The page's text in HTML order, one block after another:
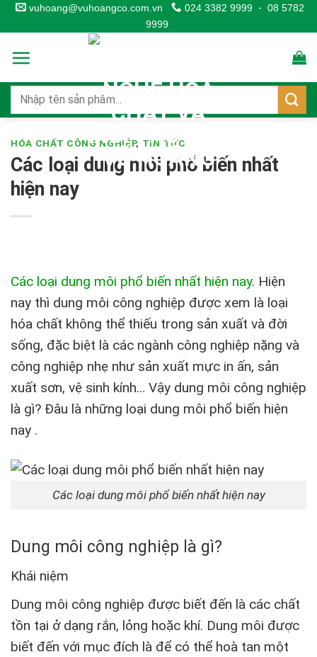
Skip
to
content
vuhoang@vuhoangco.com.vn 024 3382 9999 - 08 5782
9999
HÓA CHẤT CÔNG NGHIỆP, TIN TỨC
Các loại dung môi phổ biến nhất
hiện nay
Các loại dung môi phổ biến nhất hiện nay. Hiện
nay thì dung môi công nghiệp được xem là loại
hóa chất không thể thiếu trong sản xuất và đời
sống, đặc biệt là các ngành công nghiệp nặng và
công nghiệp nhẹ như sản xuất mực in ấn, sản
xuất sơn, vệ sinh kính… Vậy dung môi công nghiệp
là gì? Đâu là những loại dung môi phổ biến hiện
nay .
Các loại dung môi phổ biến nhất hiện nay
Dung môi công nghiệp là gì?
Khái niệm
Dung môi công nghiệp được biết đến là các chất
tồn tại ở dạng rắn, lỏng hoặc khí. Dung môi được
biết đến với mục đích là để có thể hoà tan một